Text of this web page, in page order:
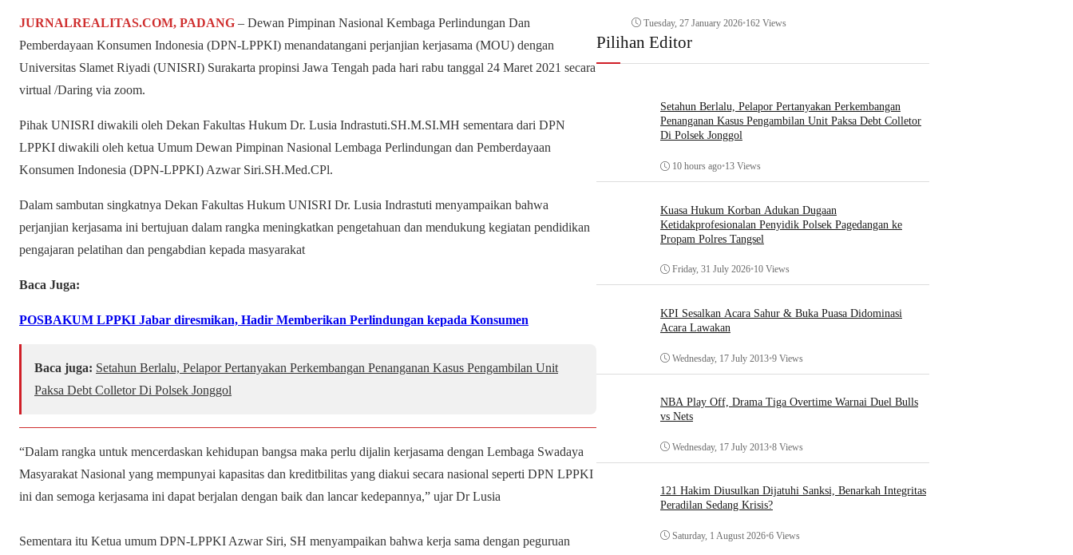
JURNALREALITAS.COM, PADANG – Dewan Pimpinan Nasional Kembaga Perlindungan Dan
Pemberdayaan Konsumen Indonesia (DPN-LPPKI) menandatangani perjanjian kerjasama (MOU) dengan
Universitas Slamet Riyadi (UNISRI) Surakarta propinsi Jawa Tengah pada hari rabu tanggal 24 Maret 2021 secara
virtual /Daring via zoom.
Pihak UNISRI diwakili oleh Dekan Fakultas Hukum Dr. Lusia Indrastuti.SH.M.SI.MH sementara dari DPN
LPPKI diwakili oleh ketua Umum Dewan Pimpinan Nasional Lembaga Perlindungan dan Pemberdayaan
Konsumen Indonesia (DPN-LPPKI) Azwar Siri.SH.Med.CPl.
Dalam sambutan singkatnya Dekan Fakultas Hukum UNISRI Dr. Lusia Indrastuti menyampaikan bahwa
perjanjian kerjasama ini bertujuan dalam rangka meningkatkan pengetahuan dan mendukung kegiatan pendidikan
pengajaran pelatihan dan pengabdian kepada masyarakat
Baca Juga:
POSBAKUM LPPKI Jabar diresmikan, Hadir Memberikan Perlindungan kepada Konsumen
Baca juga: Setahun Berlalu, Pelapor Pertanyakan Perkembangan Penanganan Kasus Pengambilan Unit
Paksa Debt Colletor Di Polsek Jonggol
“Dalam rangka untuk mencerdaskan kehidupan bangsa maka perlu dijalin kerjasama dengan Lembaga Swadaya
Masyarakat Nasional yang mempunyai kapasitas dan kreditbilitas yang diakui secara nasional seperti DPN LPPKI
ini dan semoga kerjasama ini dapat berjalan dengan baik dan lancar kedepannya,” ujar Dr Lusia
Sementara itu Ketua umum DPN-LPPKI Azwar Siri, SH menyampaikan bahwa kerja sama dengan peguruan
Tuesday, 27 January 2026•162 Views
Pilihan Editor
Setahun Berlalu, Pelapor Pertanyakan Perkembangan
Penanganan Kasus Pengambilan Unit Paksa Debt Colletor
Di Polsek Jonggol
10 hours ago•13 Views
Kuasa Hukum Korban Adukan Dugaan
Ketidakprofesionalan Penyidik Polsek Pagedangan ke
Propam Polres Tangsel
Friday, 31 July 2026•10 Views
KPI Sesalkan Acara Sahur & Buka Puasa Didominasi
Acara Lawakan
Wednesday, 17 July 2013•9 Views
NBA Play Off, Drama Tiga Overtime Warnai Duel Bulls
vs Nets
Wednesday, 17 July 2013•8 Views
121 Hakim Diusulkan Dijatuhi Sanksi, Benarkah Integritas
Peradilan Sedang Krisis?
Saturday, 1 August 2026•6 Views